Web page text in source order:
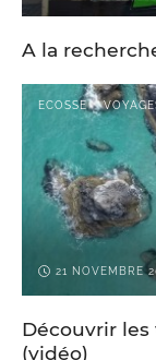
A la
ECOSSE
21 NOVEMBRE
Découvrir les
(vidéo)